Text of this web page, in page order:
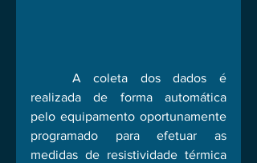
realizada de forma automática
pelo equipamento oportunamente
programado para efetuar as
medidas de resistividade térmica